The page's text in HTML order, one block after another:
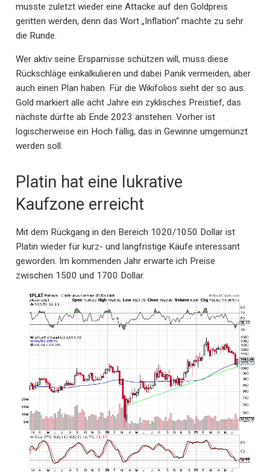
musste zuletzt wieder eine Attacke auf den Goldpreis
geritten werden, denn das Wort „Inflation“ machte zu sehr
die Runde.
Wer aktiv seine Ersparnisse schützen will, muss diese
Rückschläge einkalkulieren und dabei Panik vermeiden, aber
auch einen Plan haben. Für die Wikifolios sieht der so aus:
Gold markiert alle acht Jahre ein zyklisches Preistief, das
nächste dürfte ab Ende 2023 anstehen. Vorher ist
logischerweise ein Hoch fällig, das in Gewinne umgemünzt
werden soll.
Platin hat eine lukrative
Kaufzone erreicht
Mit dem Rückgang in den Bereich 1020/1050 Dollar ist
Platin wieder für kurz- und langfristige Käufe interessant
geworden. Im kommenden Jahr erwarte ich Preise
zwischen 1500 und 1700 Dollar.